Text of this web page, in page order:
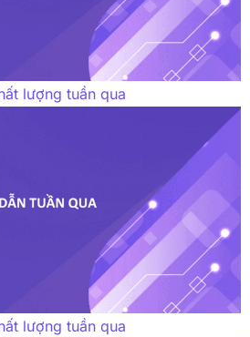
lượng tuần qua
lượng tuần qua